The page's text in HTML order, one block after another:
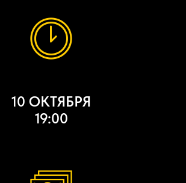
10 ОКТЯБРЯ
19:00